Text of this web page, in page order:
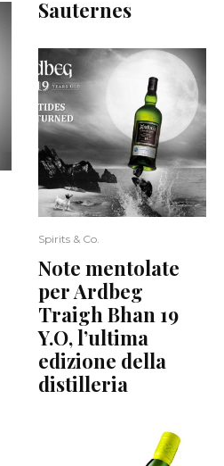
Sauternes
Spirits & Co.
Note mentolate
per Ardbeg
Traigh Bhan 19
Y.O, l’ultima
edizione della
distilleria